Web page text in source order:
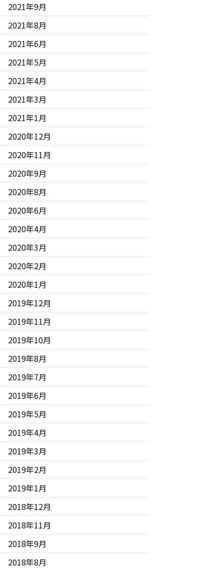
2021年9月
2021年8月
2021年6月
2021年5月
2021年4月
2021年3月
2021年1月
2020年12月
2020年11月
2020年9月
2020年8月
2020年6月
2020年4月
2020年3月
2020年2月
2020年1月
2019年12月
2019年11月
2019年10月
2019年8月
2019年7月
2019年6月
2019年5月
2019年4月
2019年3月
2019年2月
2019年1月
2018年12月
2018年11月
2018年9月
2018年8月